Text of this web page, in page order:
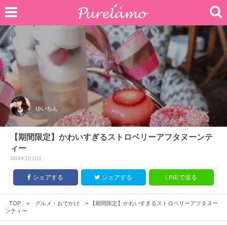
ゆいちん
【期間限定】かわいすぎるストロベリーアフタヌーンテ
ィー
2018年2月11日
シェアする シェアする LINEで送る
TOP > グルメ・おでかけ >
【期間限定】かわいすぎるストロベリーアフタヌー
ンティー